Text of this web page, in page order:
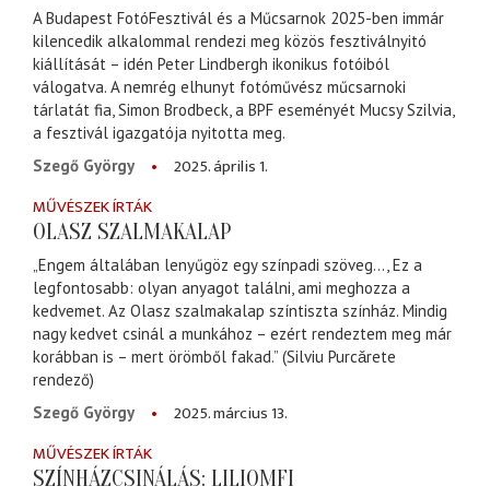
A Budapest FotóFesztivál és a Műcsarnok 2025-ben immár
kilencedik alkalommal rendezi meg közös fesztiválnyitó
kiállítását – idén Peter Lindbergh ikonikus fotóiból
válogatva. A nemrég elhunyt fotóművész műcsarnoki
tárlatát fia, Simon Brodbeck, a BPF eseményét Mucsy Szilvia,
a fesztivál igazgatója nyitotta meg.
Szegő György
2025. április 1.
MŰVÉSZEK ÍRTÁK
OLASZ SZALMAKALAP
„Engem általában lenyűgöz egy színpadi szöveg..., Ez a
legfontosabb: olyan anyagot találni, ami meghozza a
kedvemet. Az Olasz szalmakalap színtiszta színház. Mindig
nagy kedvet csinál a munkához – ezért rendeztem meg már
korábban is – mert örömből fakad.” (Silviu Purcǎrete
rendező)
Szegő György
2025. március 13.
MŰVÉSZEK ÍRTÁK
SZÍNHÁZCSINÁLÁS: LILIOMFI